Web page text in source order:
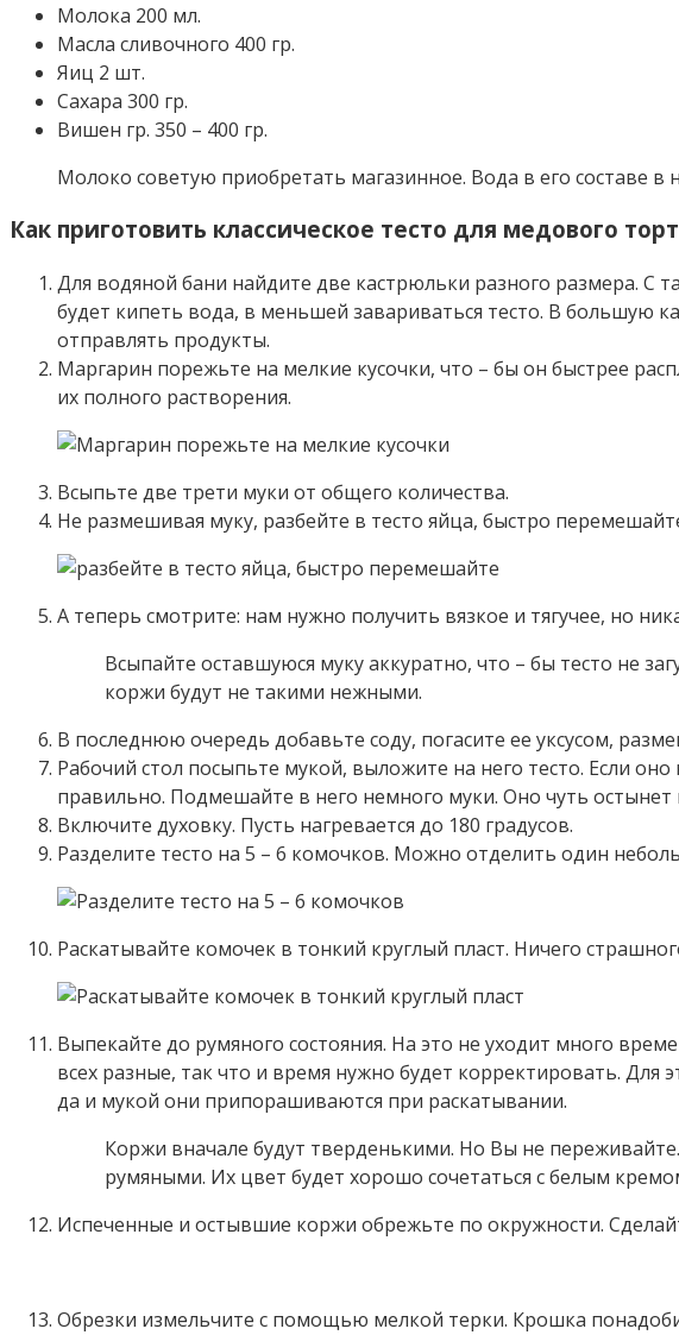
Молока 200 мл.
Масла сливочного 400 гр.
Яиц 2 шт.
Сахара 300 гр.
Вишен гр. 350 – 400 гр.
Молоко советую приобретать магазинное. Вода в его составе
Как приготовить классическое тесто для медового
Для водяной бани найдите две кастрюльки разного размера. С
будет кипеть вода, в меньшей завариваться тесто. В большую
отправлять продукты.
Маргарин порежьте на мелкие кусочки, что – бы он быстрее
их полного растворения.
Всыпьте две трети муки от общего количества.
Не размешивая муку, разбейте в тесто яйца, быстро
А теперь смотрите: нам нужно получить вязкое и тягучее, но
Всыпайте оставшуюся муку аккуратно, что – бы тесто не
коржи будут не такими нежными.
В последнюю очередь добавьте соду, погасите ее уксусом,
Рабочий стол посыпьте мукой, выложите на него тесто. Если оно
правильно. Подмешайте в него немного муки. Оно чуть
Включите духовку. Пусть нагревается до 180 градусов.
Разделите тесто на 5 – 6 комочков. Можно отделить один
Раскатывайте комочек в тонкий круглый пласт. Ничего
Выпекайте до румяного состояния. На это не уходит много
всех разные, так что и время нужно будет корректировать. Для
да и мукой они припорашиваются при раскатывании.
Коржи вначале будут тверденькими. Но Вы не
румяными. Их цвет будет хорошо сочетаться с белым
Испеченные и остывшие коржи обрежьте по окружности.
Обрезки измельчите с помощью мелкой терки. Крошка